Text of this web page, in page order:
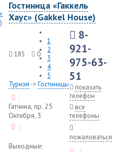
Гостиница «Гаккель
Хаус» (Gakkel House)
185 0
1
2
3
4
5
Туризм ->Гостиницы
Гатчина, пр. 25
Октября, 3
Выходные:
8-
921-
975-63-
51
показать
телефон
все
телефоны
пожаловаться